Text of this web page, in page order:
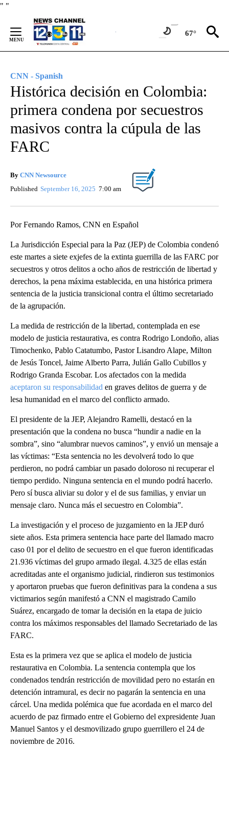
" "
Content
67°
CNN - Spanish
Histórica decisión en Colombia:
primera condena por secuestros
masivos contra la cúpula de las
FARC
By CNN Newsource
Published September 16, 2025 7:00 am
Por Fernando Ramos, CNN en Español
La Jurisdicción Especial para la Paz (JEP) de Colombia condenó
este martes a siete exjefes de la extinta guerrilla de las FARC por
secuestros y otros delitos a ocho años de restricción de libertad y
derechos, la pena máxima establecida, en una histórica primera
sentencia de la justicia transicional contra el último secretariado
de la agrupación.
La medida de restricción de la libertad, contemplada en ese
modelo de justicia restaurativa, es contra Rodrigo Londoño, alias
Timochenko, Pablo Catatumbo, Pastor Lisandro Alape, Milton
de Jesús Toncel, Jaime Alberto Parra, Julián Gallo Cubillos y
Rodrigo Granda Escobar. Los afectados con la medida
aceptaron su responsabilidad en graves delitos de guerra y de
lesa humanidad en el marco del conflicto armado.
El presidente de la JEP, Alejandro Ramelli, destacó en la
presentación que la condena no busca “hundir a nadie en la
sombra”, sino “alumbrar nuevos caminos”, y envió un mensaje a
las víctimas: “Esta sentencia no les devolverá todo lo que
perdieron, no podrá cambiar un pasado doloroso ni recuperar el
tiempo perdido. Ninguna sentencia en el mundo podrá hacerlo.
Pero sí busca aliviar su dolor y el de sus familias, y enviar un
mensaje claro. Nunca más el secuestro en Colombia”.
La investigación y el proceso de juzgamiento en la JEP duró
siete años. Esta primera sentencia hace parte del llamado macro
caso 01 por el delito de secuestro en el que fueron identificadas
21.936 víctimas del grupo armado ilegal. 4.325 de ellas están
acreditadas ante el organismo judicial, rindieron sus testimonios
y aportaron pruebas que fueron definitivas para la condena a sus
victimarios según manifestó a CNN el magistrado Camilo
Suárez, encargado de tomar la decisión en la etapa de juicio
contra los máximos responsables del llamado Secretariado de las
FARC.
Esta es la primera vez que se aplica el modelo de justicia
restaurativa en Colombia. La sentencia contempla que los
condenados tendrán restricción de movilidad pero no estarán en
detención intramural, es decir no pagarán la sentencia en una
cárcel. Una medida polémica que fue acordada en el marco del
acuerdo de paz firmado entre el Gobierno del expresidente Juan
Manuel Santos y el desmovilizado grupo guerrillero el 24 de
noviembre de 2016.